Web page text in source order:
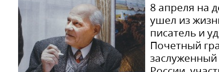
8 апреля на
ушел из
писатель и
Почетный